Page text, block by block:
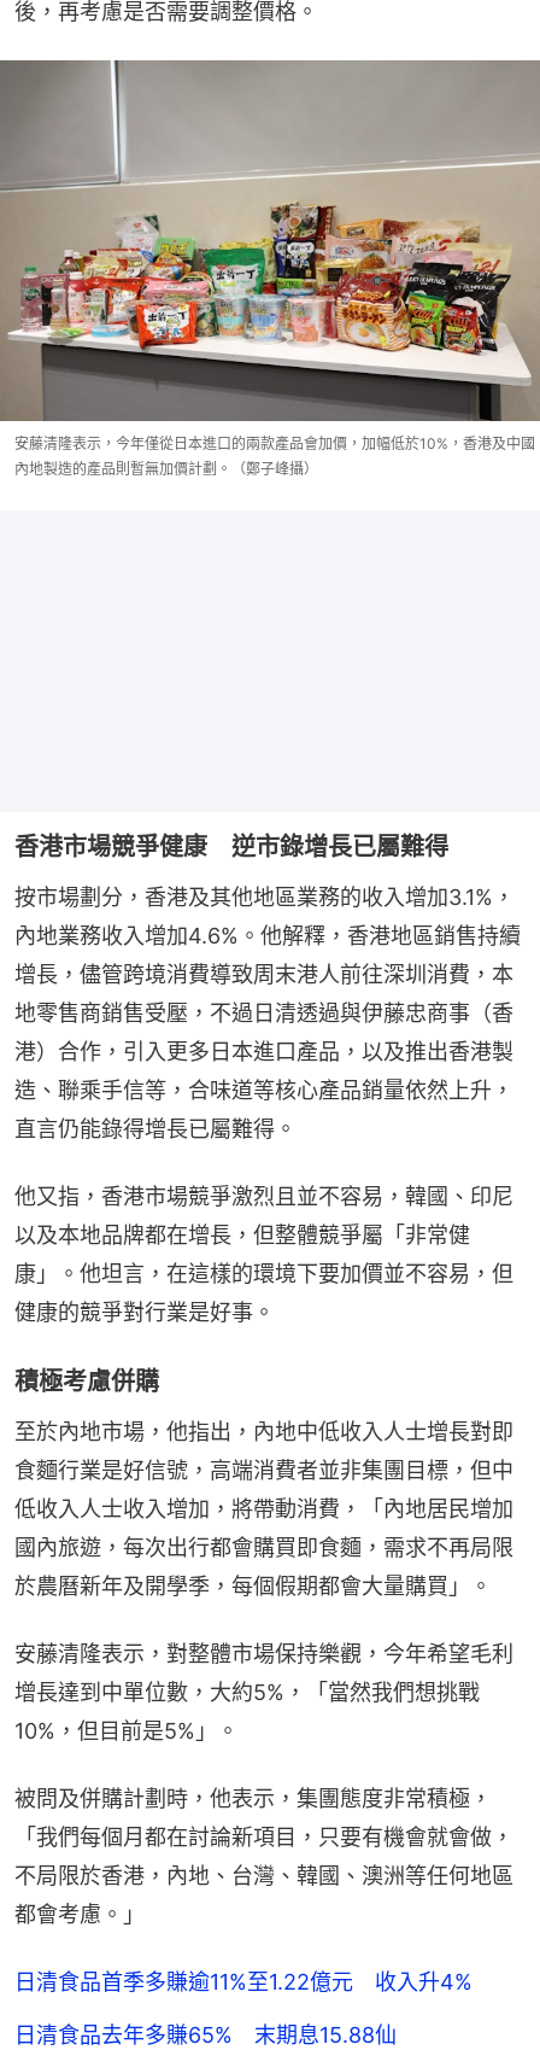
後，再考慮是否需要調整價格。
安藤清隆表示，今年僅從日本進口的兩款產品會加價，加幅低於10%，香港及中國
內地製造的產品則暫無加價計劃。（鄭子峰攝）
香港市場競爭健康 逆市錄增長已屬難得
按市場劃分，香港及其他地區業務的收入增加3.1%，
內地業務收入增加4.6%。他解釋，香港地區銷售持續
增長，儘管跨境消費導致周末港人前往深圳消費，本
地零售商銷售受壓，不過日清透過與伊藤忠商事（香
港）合作，引入更多日本進口產品，以及推出香港製
造、聯乘手信等，合味道等核心產品銷量依然上升，
直言仍能錄得增長已屬難得。
他又指，香港市場競爭激烈且並不容易，韓國、印尼
以及本地品牌都在增長，但整體競爭屬「非常健
康」。他坦言，在這樣的環境下要加價並不容易，但
健康的競爭對行業是好事。
積極考慮併購
至於內地市場，他指出，內地中低收入人士增長對即
食麵行業是好信號，高端消費者並非集團目標，但中
低收入人士收入增加，將帶動消費，「內地居民增加
國內旅遊，每次出行都會購買即食麵，需求不再局限
於農曆新年及開學季，每個假期都會大量購買」。
安藤清隆表示，對整體市場保持樂觀，今年希望毛利
增長達到中單位數，大約5%，「當然我們想挑戰
10%，但目前是5%」。
被問及併購計劃時，他表示，集團態度非常積極，
「我們每個月都在討論新項目，只要有機會就會做，
不局限於香港，內地、台灣、韓國、澳洲等任何地區
都會考慮。」
日清食品首季多賺逾11%至1.22億元 收入升4%
日清食品去年多賺65% 末期息15.88仙